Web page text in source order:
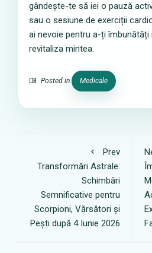
gândește-te să iei o pauză
sau o sesiune de exerciții
ai nevoie pentru a-ți
revitaliza mintea.
Posted in Medicale
Prev
Transformări Astrale:
Schimbări
Semnificative pentru
Scorpioni, Vărsători și
Pești după 4 Iunie 2026